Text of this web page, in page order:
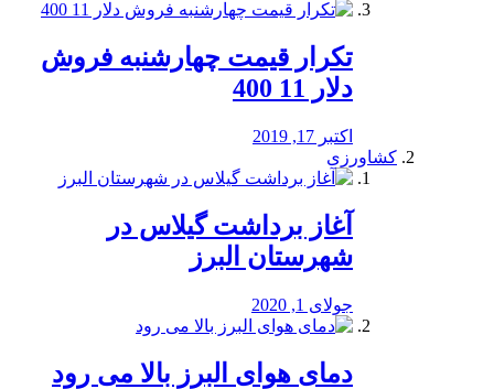
تکرار قیمت چهارشنبه فروش
دلار 11 400
اکتبر 17, 2019
کشاورزی
آغاز برداشت گیلاس در
شهرستان البرز
جولای 1, 2020
دمای هوای البرز بالا می رود